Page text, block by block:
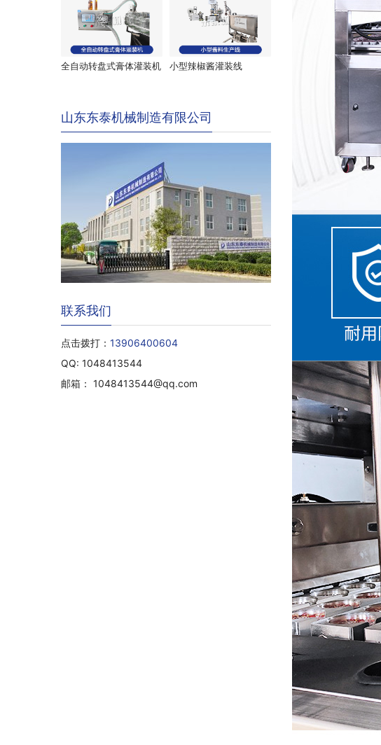
全自动转盘式膏体灌装机 小型辣椒酱灌装线
山东东泰机械制造有限公司
联系我们
点击拨打： 13906400604
QQ: 1048413544
邮箱： 1048413544@qq.com